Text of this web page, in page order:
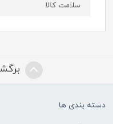
سلامت کالا
دسته بندی ها